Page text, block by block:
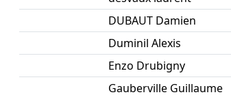
DUBAUT Damien
Duminil Alexis
Enzo Drubigny
Gauberville Guillaume